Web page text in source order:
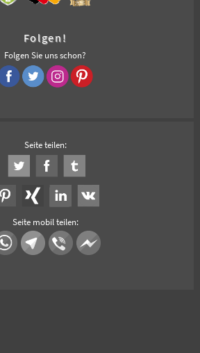
Folgen!
Folgen Sie uns schon?
Seite teilen:
Seite mobil teilen: